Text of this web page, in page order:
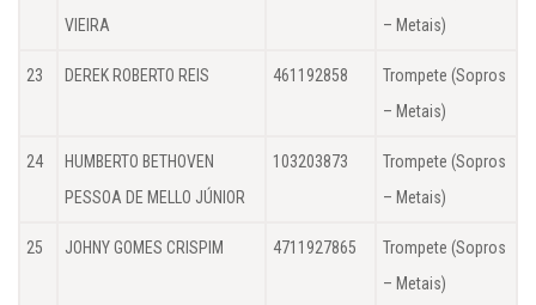
VIEIRA
– Metais)
23 DEREK ROBERTO REIS 461192858
Trompete (Sopros
– Metais)
24
HUMBERTO BETHOVEN
PESSOA DE MELLO JÚNIOR
103203873
Trompete (Sopros
– Metais)
25 JOHNY GOMES CRISPIM 4711927865
Trompete (Sopros
– Metais)